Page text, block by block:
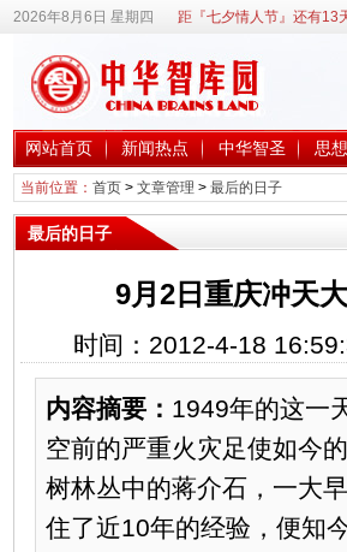
2026年8月6日 星期四 距『七夕情人节』还有13
网站首页 新闻热点 中华智圣 思
当前位置： 首页> 文章管理 > 最后的日子
最后的日子
9月2日重庆冲天
时间：2012-4-18
内容摘要： 1949年的这一
空前的严重火灾足使如今
树林丛中的蒋介石，一大
住了近10年的经验，便知